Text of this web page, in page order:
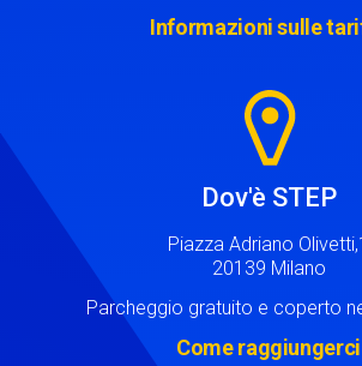
Informazioni sulle
Dov'è STEP
Piazza Adriano
20139 Milano
Parcheggio gratuito e coperto
Come raggiungerci